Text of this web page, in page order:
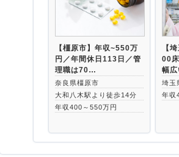
【橿原市】年収~550万
円／年間休日113日／管
理職は70…
奈良県橿原市
大和八木駅より徒歩14分
年収400～550万円
【
00
幅
埼玉
年収